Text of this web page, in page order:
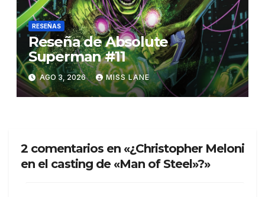
RESEÑAS
Reseña de Absolute
Superman #11
AGO 3, 2026 MISS LANE
2 comentarios en «¿Christopher Meloni
en el casting de «Man of Steel»?»